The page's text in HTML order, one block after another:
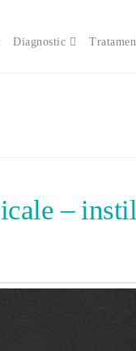
Diagnostic
–